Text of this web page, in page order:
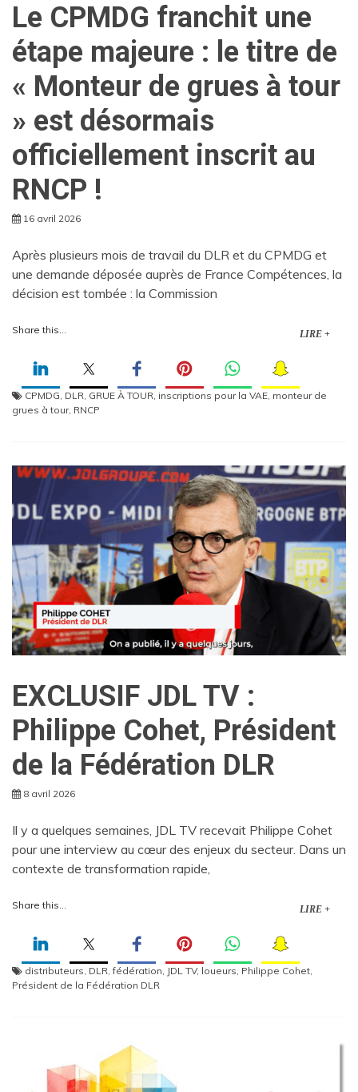
Le CPMDG franchit une
étape majeure : le titre de
« Monteur de grues à tour
» est désormais
officiellement inscrit au
RNCP !
16 avril 2026
Après plusieurs mois de travail du DLR et du CPMDG et
une demande déposée auprès de France Compétences, la
décision est tombée : la Commission
Share this... LIRE +
CPMDG, DLR, GRUE À TOUR, inscriptions pour la VAE, monteur de
grues à tour, RNCP
EXCLUSIF JDL TV :
Philippe Cohet, Président
de la Fédération DLR
8 avril 2026
Il y a quelques semaines, JDL TV recevait Philippe Cohet
pour une interview au cœur des enjeux du secteur. Dans un
contexte de transformation rapide,
Share this... LIRE +
distributeurs, DLR,fédération, JDL TV, loueurs, Philippe Cohet,
Président de la Fédération DLR